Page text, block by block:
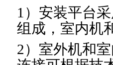
1）安装平台
组成，室内机
2）室外机和